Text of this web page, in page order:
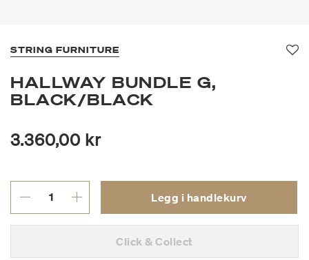
STRING FURNITURE
HALLWAY BUNDLE G,
BLACK/BLACK
3.360,00 kr
Legg i handlekurv
Click & Collect